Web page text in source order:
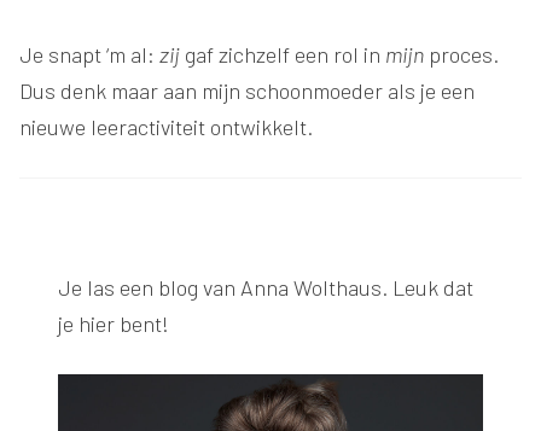
Je snapt ‘m al: zij gaf zichzelf een rol in mijn proces.
Dus denk maar aan mijn schoonmoeder als je een
nieuwe leeractiviteit ontwikkelt.
Je las een blog van Anna Wolthaus. Leuk dat
je hier bent!